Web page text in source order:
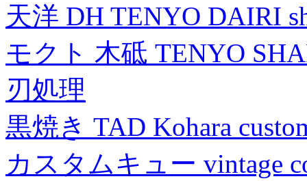
天洋 DH TENYO DAIRI
モクト 木砥 TENYO
刃処理
黒焼き TAD Kohara
カスタムキュー vintage